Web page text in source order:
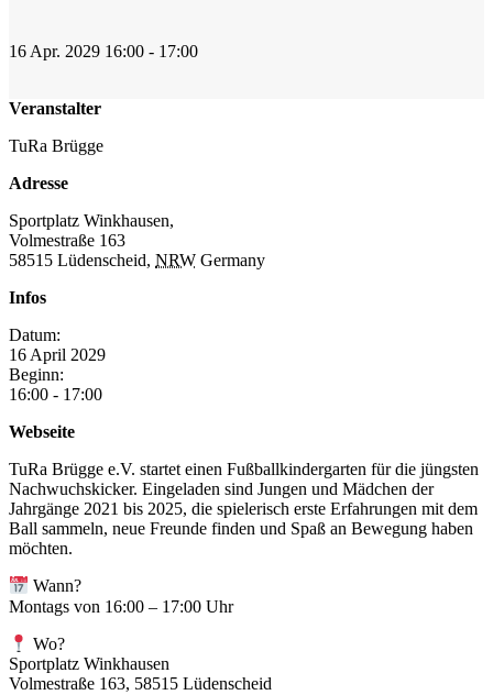
16 Apr. 2029 16:00 - 17:00
Veranstalter
TuRa Brügge
Adresse
Sportplatz Winkhausen,
Volmestraße 163
58515 Lüdenscheid, NRW Germany
Infos
Datum:
16 April 2029
Beginn:
16:00 - 17:00
Webseite
TuRa Brügge e.V. startet einen Fußballkindergarten für die jüngsten
Nachwuchskicker. Eingeladen sind Jungen und Mädchen der
Jahrgänge 2021 bis 2025, die spielerisch erste Erfahrungen mit dem
Ball sammeln, neue Freunde finden und Spaß an Bewegung haben
möchten.
Wann?
Montags von 16:00 – 17:00 Uhr
Wo?
Sportplatz Winkhausen
Volmestraße 163, 58515 Lüdenscheid